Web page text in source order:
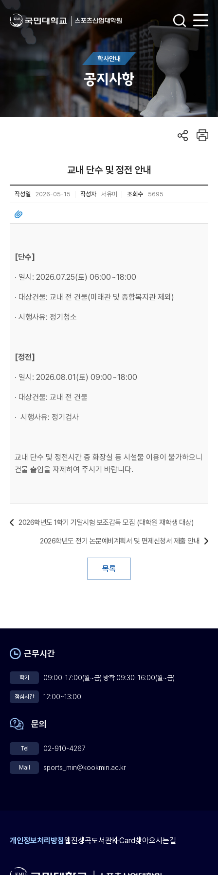
학사안내
공지사항
교내 단수 및 정전 안내
작성일 2026-05-15 작성자 서유미 조회수 5695
[단수]
∙ 일시: 2026.07.25(토) 06:00~18:00
∙ 대상건물: 교내 전 건물(미래관 및 종합복지관 제외)
∙ 시행사유: 정기청소
[정전]
∙ 일시: 2026.08.01(토) 09:00~18:00
∙ 대상건물: 교내 전 건물
∙ 시행사유: 정기검사
교내 단수 및 정전시간 중 화장실 등 시설물 이용이 불가하오니
건물 출입을 자제하여 주시기 바랍니다.
2026학년도 1학기 기말시험 보조감독 모집 (대학원 재학생 대상)
목록
2026학년도 전기 논문예비계획서 및 면제신청서 제출 안내
개인정보처리방침웹진성곡도서관K-Card찾아오시는길
근무시간
학기 09:00-17:00(월~금) 방학 09:30-16:00(월~금)
점심시간 12:00~13:00
문의
Tel 02-910-4267
Mail sports_min@kookmin.ac.kr